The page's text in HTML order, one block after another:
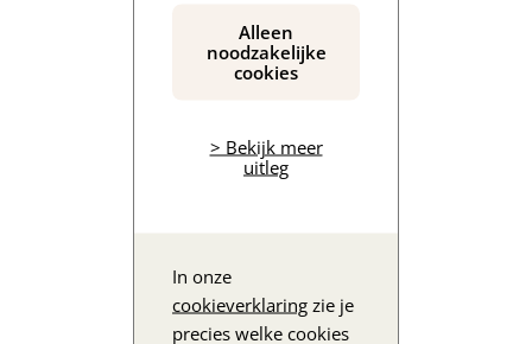
Alleen
noodzakelijke
cookies
> Bekijk meer
uitleg
In onze
cookieverklaring zie je
precies welke cookies